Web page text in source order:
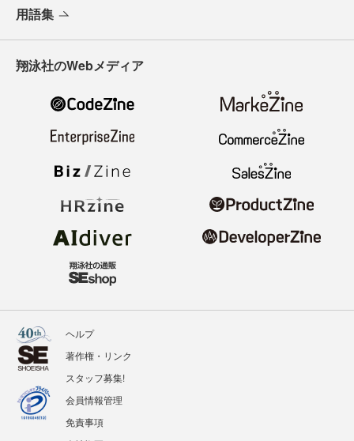
用語集
翔泳社のWebメディア
ヘルプ
著作権・リンク
スタッフ募集!
会員情報管理
免責事項